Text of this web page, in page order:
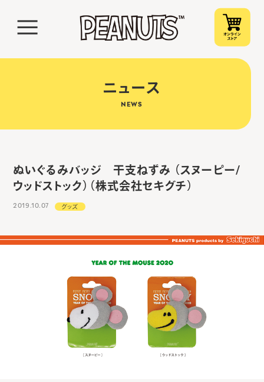
ニュース
NEWS
ぬいぐるみバッジ 干支ねずみ （スヌーピー/
ウッドストック）（株式会社セキグチ）
2019.10.07 グッズ